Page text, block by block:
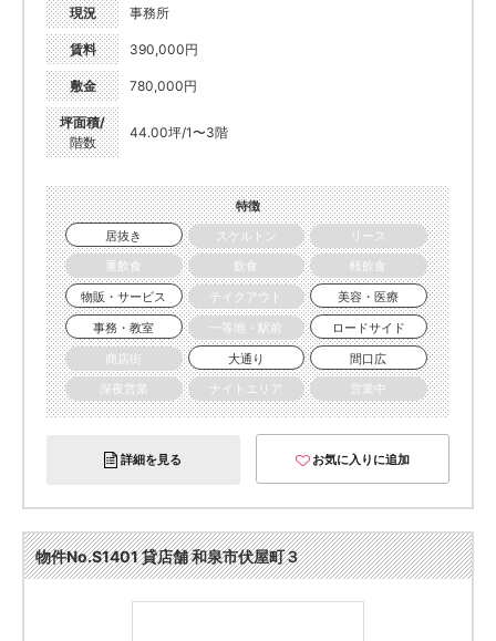
現況 事務所
賃料 390,000円
敷金 780,000円
坪面積/
階数
44.00坪/1〜3階
特徴
居抜き
スケルトン
リース
重飲食
飲食
軽飲食
物販・サービス
テイクアウト
美容・医療
事務・教室
一等地・駅前
ロードサイド
商店街
大通り
間口広
深夜営業
ナイトエリア 営業中
詳細を見る お気に入りに追加
物件No.S1401 貸店舗 和泉市伏屋町３